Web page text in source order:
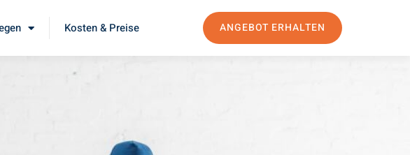
Kosten & Preise ANGEBOT ERHALTEN